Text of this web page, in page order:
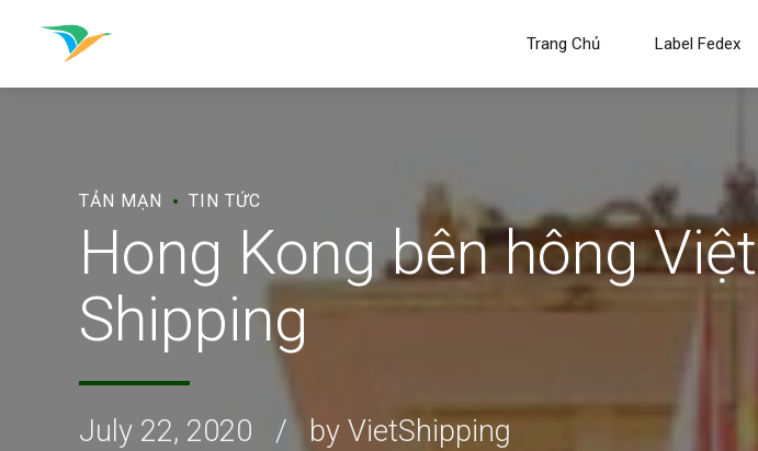
Trang Chủ Label Fedex
TẢN MẠN TIN TỨC
Hong Kong bên hông Việt
Shipping
July 22, 2020 by VietShipping